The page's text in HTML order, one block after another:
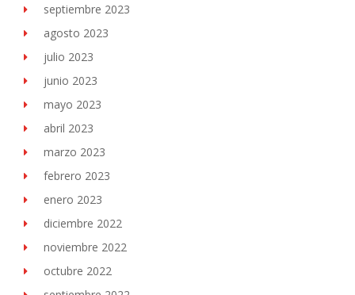
septiembre 2023
agosto 2023
julio 2023
junio 2023
mayo 2023
abril 2023
marzo 2023
febrero 2023
enero 2023
diciembre 2022
noviembre 2022
octubre 2022